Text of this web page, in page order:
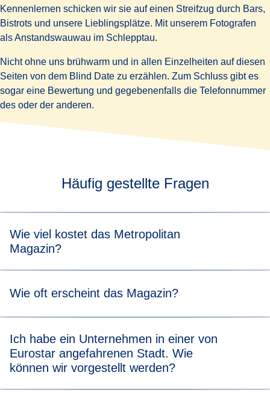
Kennenlernen schicken wir sie auf einen Streifzug durch Bars,
Bistrots und unsere Lieblingsplätze. Mit unserem Fotografen
als Anstandswauwau im Schlepptau.
Nicht ohne uns brühwarm und in allen Einzelheiten auf diesen
Seiten von dem Blind Date zu erzählen. Zum Schluss gibt es
sogar eine Bewertung und gegebenenfalls die Telefonnummer
des oder der anderen.
Häufig gestellte Fragen
Wie viel kostet das Metropolitan
Magazin?
Wie oft erscheint das Magazin?
Ich habe ein Unternehmen in einer von
Eurostar angefahrenen Stadt. Wie
können wir vorgestellt werden?